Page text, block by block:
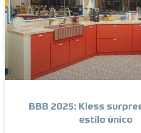
BBB 2025: Kless
estilo único